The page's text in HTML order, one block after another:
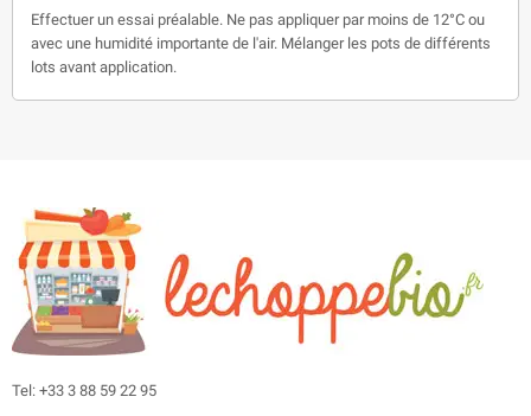
Effectuer un essai préalable. Ne pas appliquer par moins de 12°C ou
avec une humidité importante de l'air. Mélanger les pots de différents
lots avant application.
Tel: +33 3 88 59 22 95